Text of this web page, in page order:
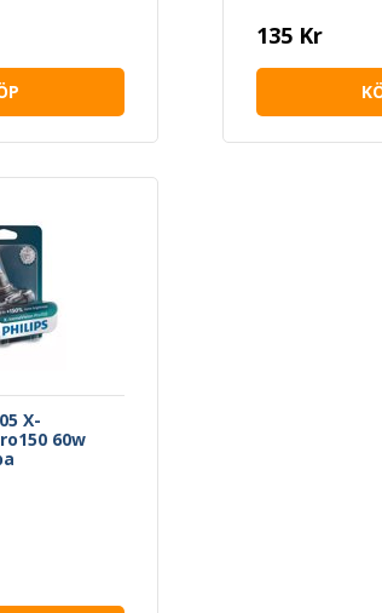
135 Kr
X-
60w